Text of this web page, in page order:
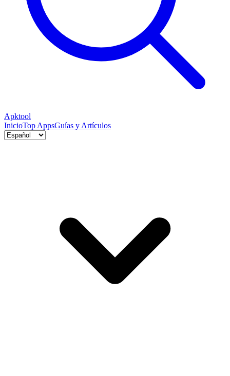
Apktool
InicioTop AppsGuías y Artículos